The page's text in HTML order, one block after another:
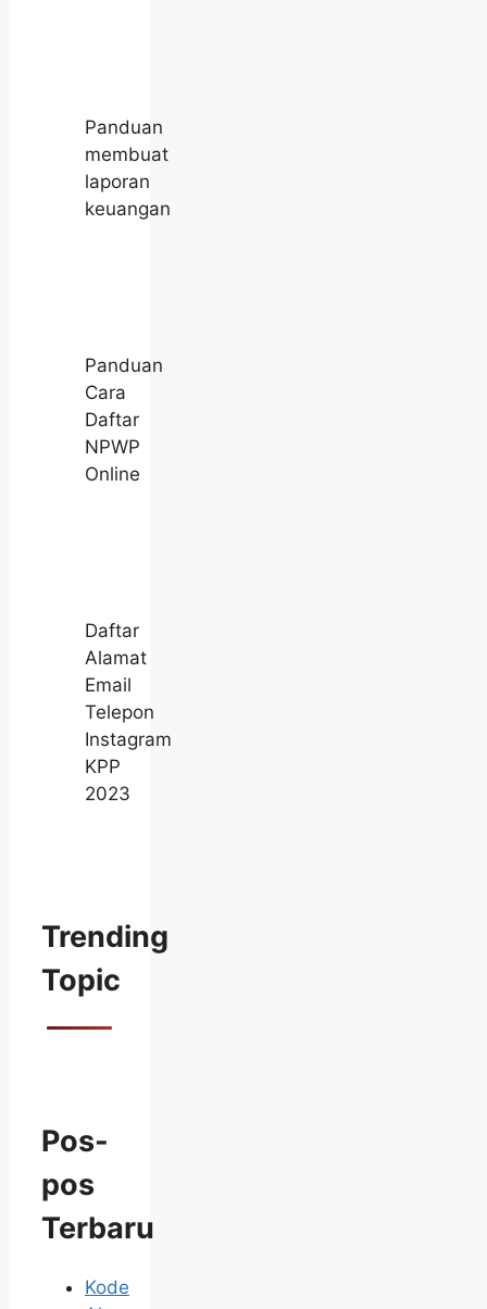
Panduan
membuat
laporan
keuangan
Panduan
Cara
Daftar
NPWP
Online
Daftar
Alamat
Email
Telepon
Instagram
KPP
2023
Trending
Topic
Pos-
pos
Terbaru
Kode